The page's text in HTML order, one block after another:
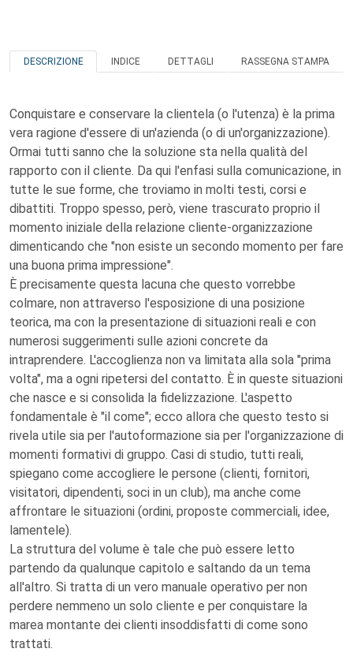
DESCRIZIONE INDICE DETTAGLI RASSEGNA STAMPA
Conquistare e conservare la clientela (o l'utenza) è la prima
vera ragione d'essere di un'azienda (o di un'organizzazione).
Ormai tutti sanno che la soluzione sta nella qualità del
rapporto con il cliente. Da qui l'enfasi sulla comunicazione, in
tutte le sue forme, che troviamo in molti testi, corsi e
dibattiti. Troppo spesso, però, viene trascurato proprio il
momento iniziale della relazione cliente-organizzazione
dimenticando che "non esiste un secondo momento per fare
una buona prima impressione".
È precisamente questa lacuna che questo vorrebbe
colmare, non attraverso l'esposizione di una posizione
teorica, ma con la presentazione di situazioni reali e con
numerosi suggerimenti sulle azioni concrete da
intraprendere. L'accoglienza non va limitata alla sola "prima
volta", ma a ogni ripetersi del contatto. È in queste situazioni
che nasce e si consolida la fidelizzazione. L'aspetto
fondamentale è "il come"; ecco allora che questo testo si
rivela utile sia per l'autoformazione sia per l'organizzazione di
momenti formativi di gruppo. Casi di studio, tutti reali,
spiegano come accogliere le persone (clienti, fornitori,
visitatori, dipendenti, soci in un club), ma anche come
affrontare le situazioni (ordini, proposte commerciali, idee,
lamentele).
La struttura del volume è tale che può essere letto
partendo da qualunque capitolo e saltando da un tema
all'altro. Si tratta di un vero manuale operativo per non
perdere nemmeno un solo cliente e per conquistare la
marea montante dei clienti insoddisfatti di come sono
trattati.